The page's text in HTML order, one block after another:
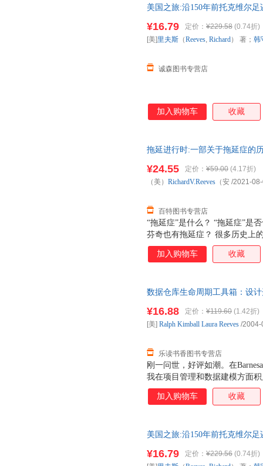
构。本书的主要读者对象应该
美国之旅:沿150年前托克维尔足
电子发票。
¥16.79 定价： ¥229.58 (0.74折)
诚森图书专营店
[美]里夫斯 （Reeves, Richard） 著； 韩
加入购物车 收藏
拖延进行时:一部关于拖延症的
“拖延症”是什么？ “拖延症”是
芬奇也有拖延症？ 很多历史上
生、大部分的工作者都有拖延
到最后一刻，绝对不会着急去
的是正视拖延，解决拖延。如
¥24.55 定价： ¥59.00 (4.17折)
百特图书专营店
（美） RichardV.Reeves （安 /2021-
加入购物车 收藏
数据仓库生命周期工具箱：设
刚一问世，好评如潮。在
我在项目管理和数据建模方面
决有关项目管理和数据仓库生
为“本书要比版更加物有所值
那些从事数据仓库的创建和管
¥16.88 定价： ¥119.60 (1.42折)
乐读书香图书专营店
[美] Ralph Kimball Laura Reeves /2004-
加入购物车 收藏
美国之旅:沿150年前托克维尔足
电子发票。
¥16.79 定价： ¥229.56 (0.74折)